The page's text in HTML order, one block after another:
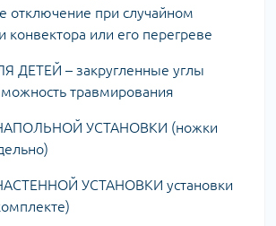
отключение при случайном
конвектора или его перегреве
ДЕТЕЙ – закругленные углы
травмирования
УСТАНОВКИ (ножки
УСТАНОВКИ установки